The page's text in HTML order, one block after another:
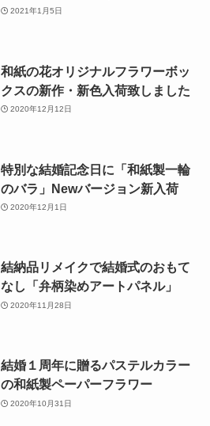
2021年1月5日
和紙の花オリジナルフラワーボッ
クスの新作・新色入荷致しました
2020年12月12日
特別な結婚記念日に「和紙製一輪
のバラ」Newバージョン新入荷
2020年12月1日
結納品リメイクで結婚式のおもて
なし「弁柄染めアートパネル」
2020年11月28日
結婚１周年に贈るパステルカラー
の和紙製ペーパーフラワー
2020年10月31日